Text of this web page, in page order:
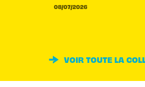
08/07/2026
VOIR TOUTE LA